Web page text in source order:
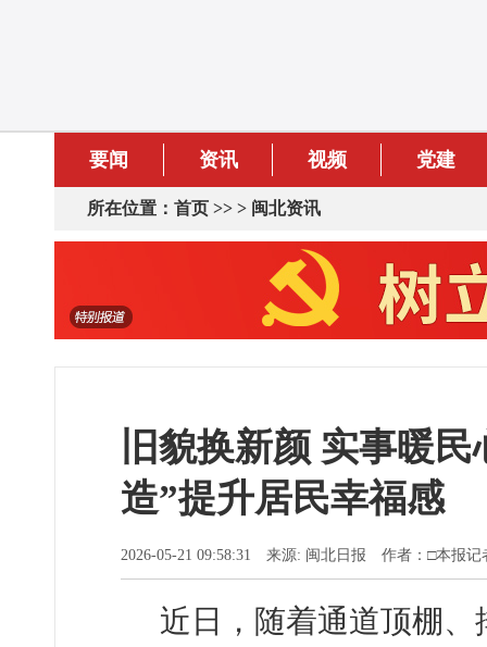
要闻 资讯 视频 党建
所在位置： 首页 >> > 闽北资讯
旧貌换新颜 实事暖
造”提升居民幸福感
2026-05-21 09:58:31 来源: 闽北日报 作者：□本报记
近日，随着通道顶棚